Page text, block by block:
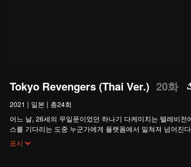
Tokyo Revengers (Thai Ver.) 20화
2021 | 일본 | 총24회
어느 날, 26세의 무일푼이었던 하나기 다케미치는 텔레비
스를 기다리는 도중 누군가에게 플랫폼에서 밀쳐져 넘어진
교 시절로 돌아오게 된다. 다케미치는 그 시절에 히나의 동
한다. 두 사람이 악수를 하고 나면, 그는 다시 현재로 돌아
표시